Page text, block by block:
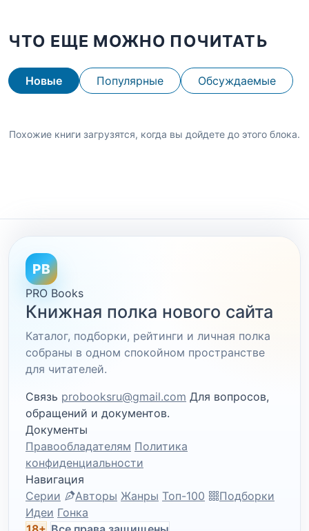
ЧТО ЕЩЕ МОЖНО ПОЧИТАТЬ
Новые Популярные Обсуждаемые
Похожие книги загрузятся, когда вы дойдете до этого блока.
PB
PRO Books
Книжная полка нового сайта
Каталог, подборки, рейтинги и личная полка
собраны в одном спокойном пространстве
для читателей.
Связь probooksru@gmail.com Для вопросов,
обращений и документов.
Документы
Правообладателям Политика
конфиденциальности
Навигация
Серии
Авторы Жанры Топ-100
Подборки
Идеи Гонка